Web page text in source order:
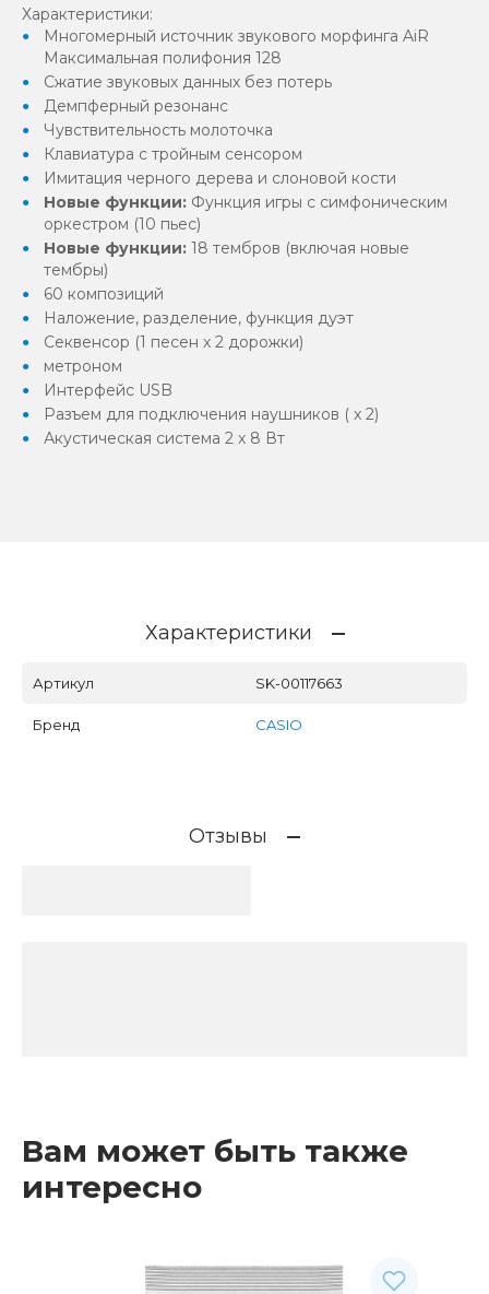
Характеристики:
Многомерный источник звукового морфинга AiR
Максимальная полифония 128
Сжатие звуковых данных без потерь
Демпферный резонанс
Чувствительность молоточка
Клавиатура с тройным сенсором
Имитация черного дерева и слоновой кости
Новые функции: Функция игры с симфоническим
оркестром (10 пьес)
Новые функции: 18 тембров (включая новые
тембры)
60 композиций
Наложение, разделение, функция дуэт
Секвенсор (1 песен x 2 дорожки)
метроном
Интерфейс USB
Разъем для подключения наушников ( x 2)
Акустическая система 2 x 8 Вт
Характеристики
Артикул SK-00117663
Бренд CASIO
Отзывы
Вам может быть также
интересно